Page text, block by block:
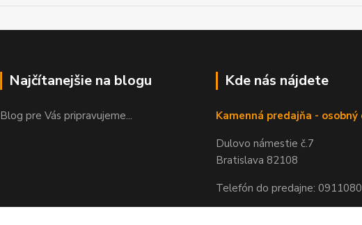
Najčítanejšie na blogu
Blog pre Vás pripravujeme...
Kde nás nájdete
Kamenná predajňa - osobný
Dulovo námestie č.7
Bratislava 82108
Telefón do predajne: